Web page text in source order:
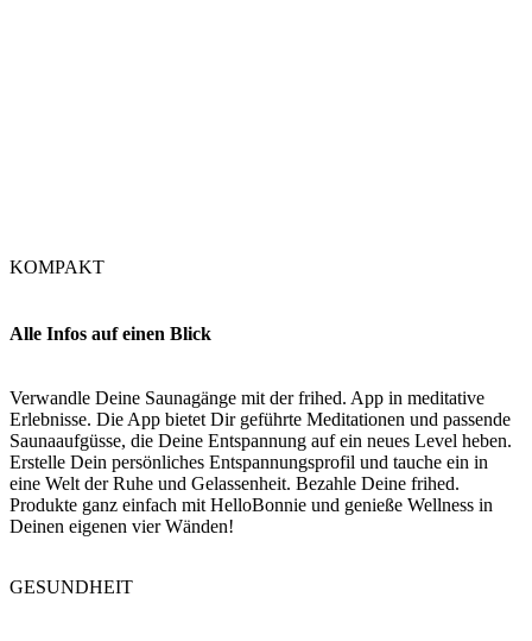
KOMPAKT
Alle Infos auf einen Blick
Verwandle Deine Saunagänge mit der frihed. App in meditative
Erlebnisse. Die App bietet Dir geführte Meditationen und passende
Saunaaufgüsse, die Deine Entspannung auf ein neues Level heben.
Erstelle Dein persönliches Entspannungsprofil und tauche ein in
eine Welt der Ruhe und Gelassenheit. Bezahle Deine frihed.
Produkte ganz einfach mit HelloBonnie und genieße Wellness in
Deinen eigenen vier Wänden!
GESUNDHEIT